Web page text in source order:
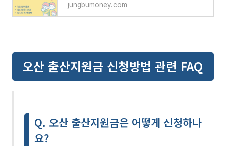
jungbumoney.com
오산 출산지원금 신청방법 관련 FAQ
Q. 오산 출산지원금은 어떻게 신청하나
요?